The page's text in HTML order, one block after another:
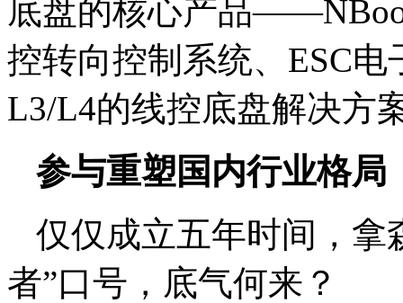
底盘的核心产品
控转向控制系统、ESC
L3/L4的线控底盘解决方
参与重塑国内行业格局
仅仅成立五年时间，拿
者”口号，底气何来？